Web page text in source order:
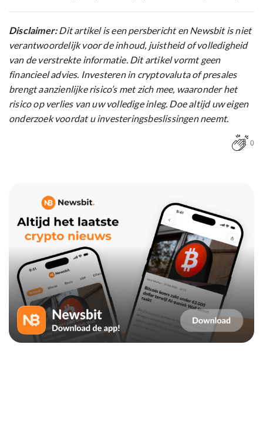
Disclaimer:Dit artikel is een persbericht en Newsbit is niet
verantwoordelijk voor de inhoud, juistheid of volledigheid
van de verstrekte informatie. Dit artikel vormt geen
financieel advies. Investeren in cryptovaluta of presales
brengt aanzienlijke risico’s met zich mee, waaronder het
risico op verlies van uw volledige inleg. Doe altijd uw eigen
onderzoek voordat u investeringsbeslissingen neemt.
0